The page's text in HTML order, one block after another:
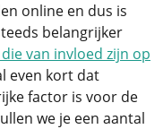
online en dus is
belangrijker
van invloed zijn op
even kort dat
factor is voor de
we je een aantal